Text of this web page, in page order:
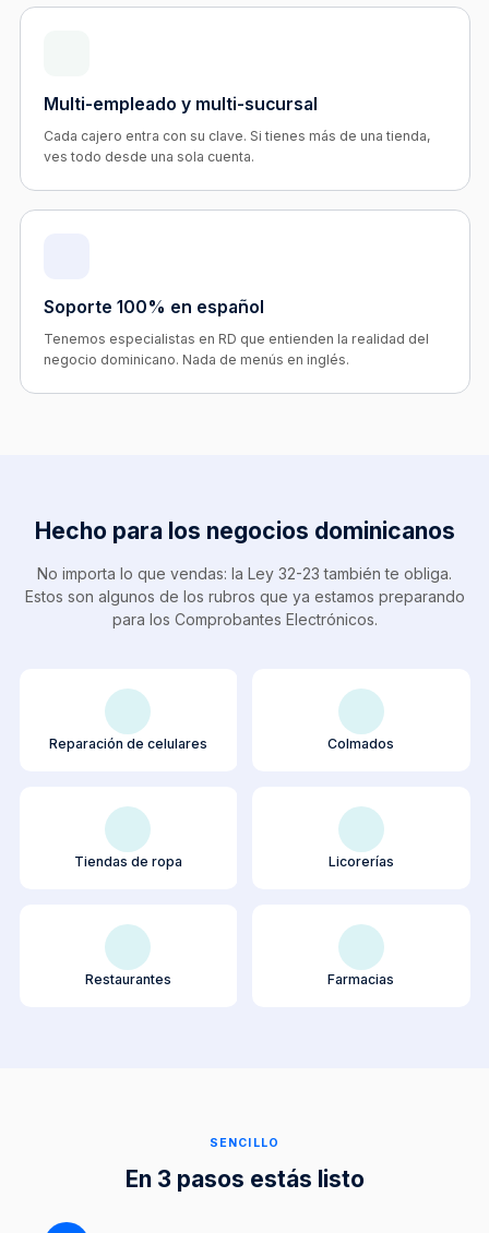
Multi-empleado y multi-sucursal
Cada cajero entra con su clave. Si tienes más de una tienda,
ves todo desde una sola cuenta.
Soporte 100% en español
Tenemos especialistas en RD que entienden la realidad del
negocio dominicano. Nada de menús en inglés.
Hecho para los negocios dominicanos
No importa lo que vendas: la Ley 32-23 también te obliga.
Estos son algunos de los rubros que ya estamos preparando
para los Comprobantes Electrónicos.
Reparación de celulares Colmados
Tiendas de ropa Licorerías
Restaurantes Farmacias
SENCILLO
En 3 pasos estás listo